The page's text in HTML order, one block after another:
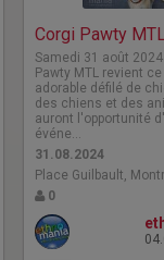
Corgi Pawty
Samedi 31 août
Pawty MTL revient
adorable défilé de
des chiens et des
auront l'opportunité
événe…
31.08.2024
Place Guilbault,
0